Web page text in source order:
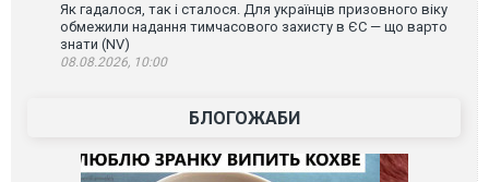
Як гадалося, так і сталося. Для українців призовного віку
обмежили надання тимчасового захисту в ЄС — що варто
знати (NV)
08.08.2026, 10:00
БЛОГОЖАБИ